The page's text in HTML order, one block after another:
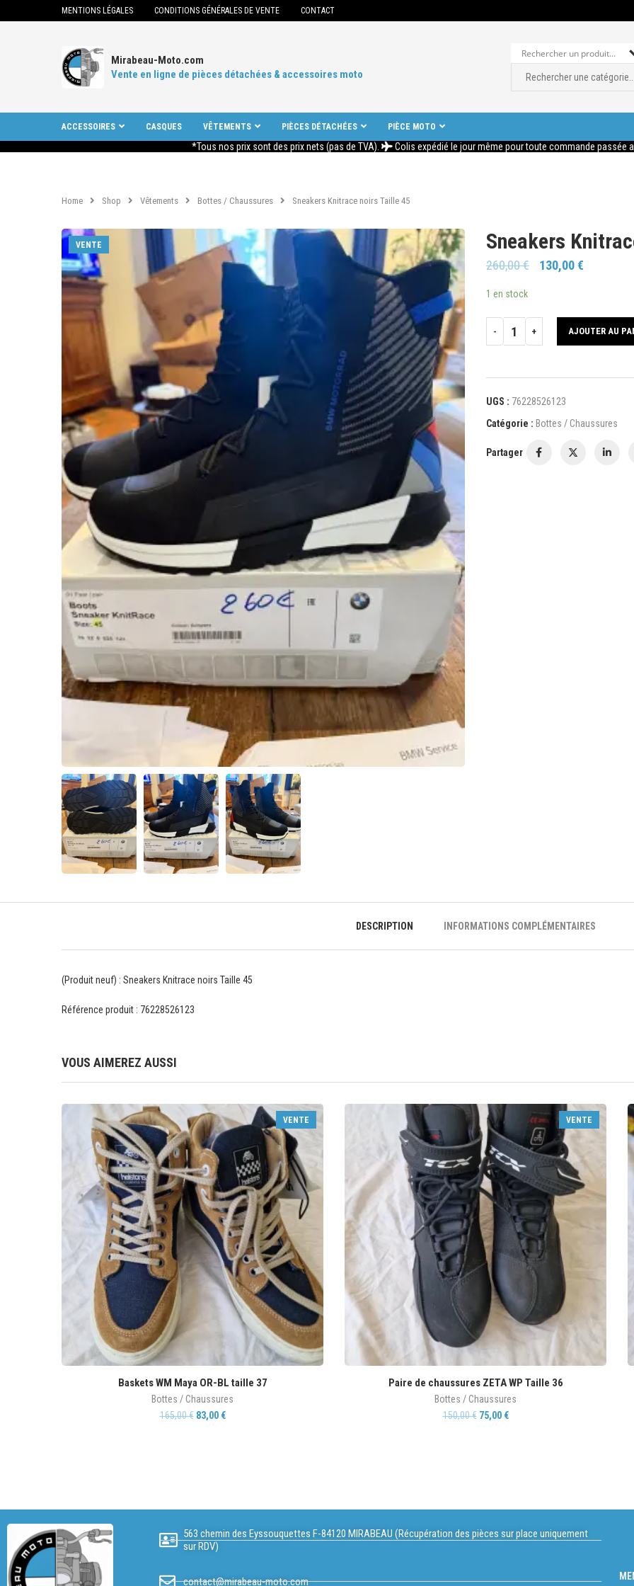
MENTIONS LÉGALES CONDITIONS GÉNÉRALES DE VENTE CONTACT
Mirabeau-Moto.com
Vente en ligne de pièces détachées & accessoires moto
ACCESSOIRES CASQUES VÊTEMENTS PIÈCES DÉTACHÉES PIÈCE MOTO
*Tous nos prix sont des prix nets (pas de TVA). Colis expédié le jour même pour toute commande passée
Home Shop Vêtements Bottes / Chaussures Sneakers Knitrace noirs Taille 45
VENTE Sneakers
260,00€ 130,00€
1 en stock
AJOUTER AU
UGS : 76228526123
Catégorie : Bottes / Chaussures
Partager
DESCRIPTION INFORMATIONS COMPLÉMENTAIRES
(Produit neuf) : Sneakers Knitrace noirs Taille 45
Référence produit : 76228526123
VOUS AIMEREZ AUSSI
VENTE
Baskets WM Maya OR-BL taille 37
Bottes / Chaussures
165,00€ 83,00 €
VENTE
Paire de chaussures ZETA WP Taille 36
Bottes / Chaussures
150,00€ 75,00 €
563 chemin des Eyssouquettes F-84120 MIRABEAU (Récupération des pièces sur place uniquement
sur RDV)
contact@mirabeau-moto.com